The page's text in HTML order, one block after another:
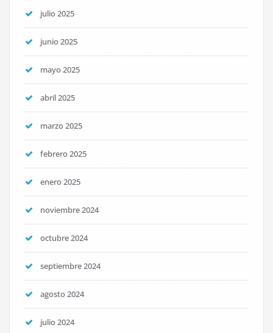
julio 2025
junio 2025
mayo 2025
abril 2025
marzo 2025
febrero 2025
enero 2025
noviembre 2024
octubre 2024
septiembre 2024
agosto 2024
julio 2024